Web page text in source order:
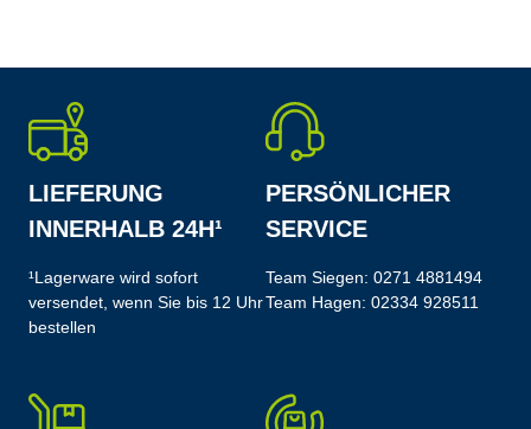
LIEFERUNG
INNERHALB 24H¹
¹Lagerware wird sofort
versendet, wenn Sie bis 12 Uhr
bestellen
PERSÖNLICHER
SERVICE
Team Siegen: 0271 4881494
Team Hagen: 02334 928511